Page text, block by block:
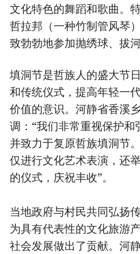
文化特色的舞蹈和歌曲。
哲拉邦（一种竹制管风琴
致勃勃地参加抛绣球、拔
填洞节是哲族人的盛大节
和传统仪式，提高年轻一
价值的意识。河静省香溪
调：“我们非常重视保护和
并致力于复原哲族填洞节
仅进行文化艺术表演，还
的仪式，庆祝丰收”。
当地政府与村民共同弘扬
为具有代表性的文化旅游
社会发展做出了贡献。河